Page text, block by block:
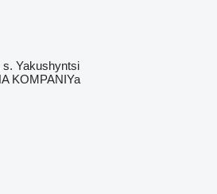
Yakushyntsi
KOMPANIYa